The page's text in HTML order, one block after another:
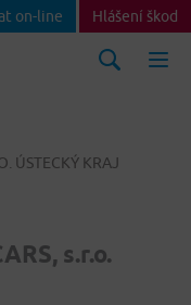
on-line Hlášení škod
ÚSTECKÝ KRAJ
s.r.o.